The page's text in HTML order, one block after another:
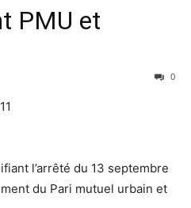
PMU et
0
l’arrêté du 13 septembre
du Pari mutuel urbain et